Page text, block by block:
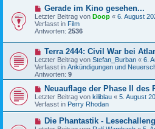
e
i
t
r
N
e
u
e
B
e
i
t
r
a
g
Gerade im Kino gesehen...
Letzter Beitrag von Doop « 6. August
Verfasst in Film
Antworten: 2536
N
e
u
e
r
B
e
i
t
a
Terra 2444: Civil War bei
Letzter Beitrag von Stefan_Burban « 6.
Verfasst in Ankündigungen und
Antworten: 9
N
e
u
e
B
Neuauflage der Phase II des
Letzter Beitrag von kiliblau « 5. August
Verfasst in Perry Rhodan
N
e
Die Phantastik -